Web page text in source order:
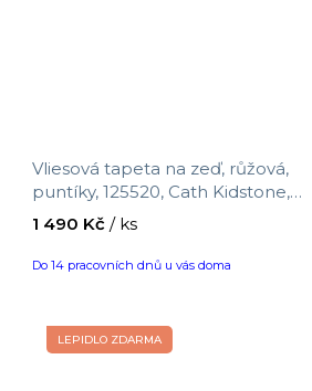
Vliesová tapeta na zeď, růžová,
puntíky, 125520, Cath Kidstone,
velikost 10 x 0,52 m
Do 14 pracovních dnů u vás doma
1 490 Kč / ks
LEPIDLO ZDARMA